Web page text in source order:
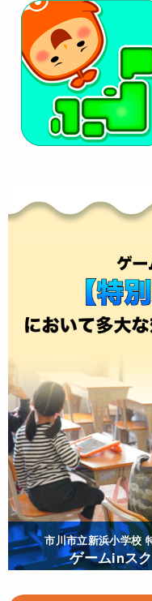
市川市立新浜小学校
ゲームinス